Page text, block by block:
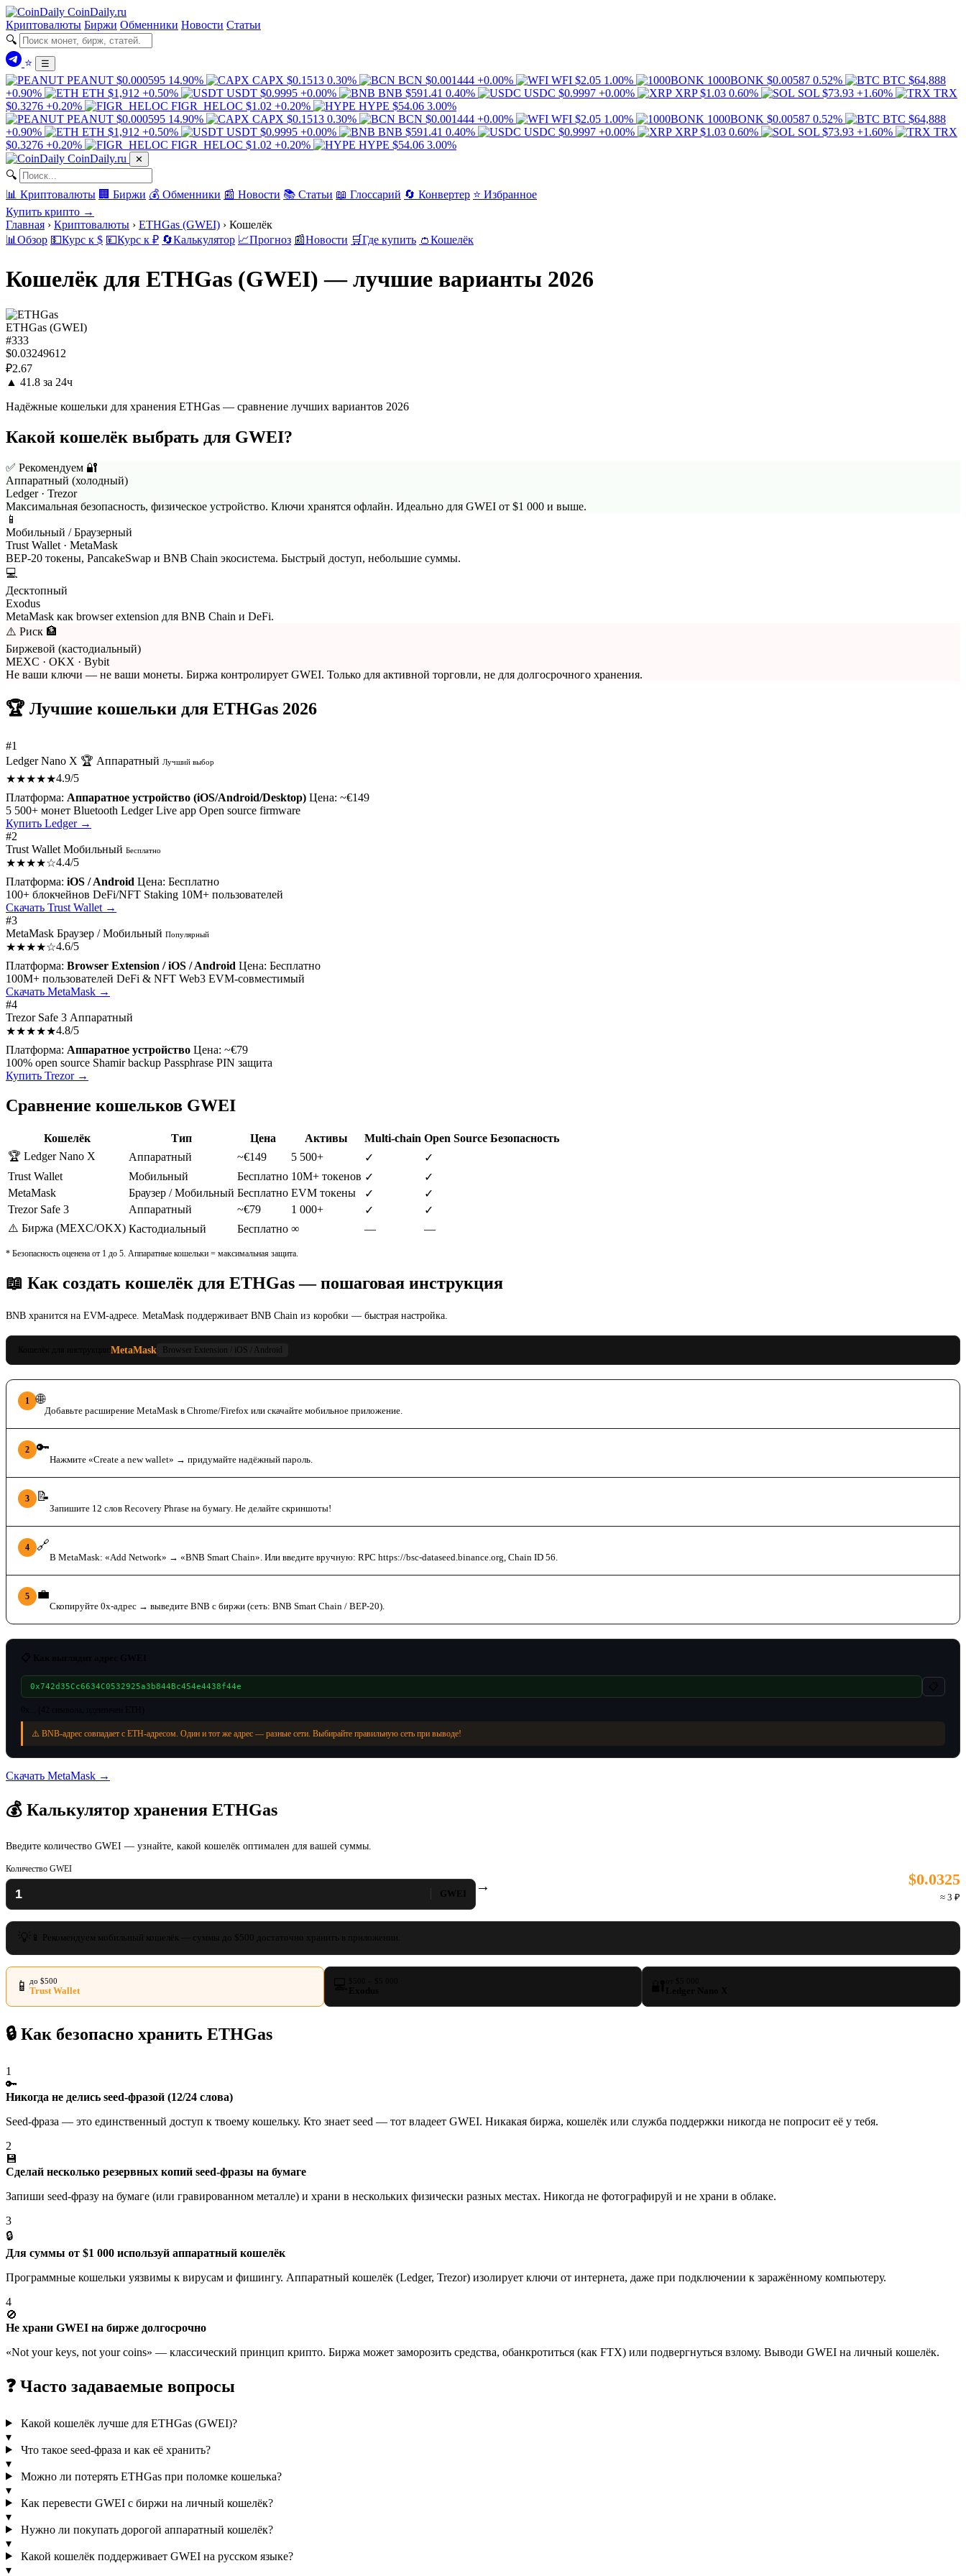
CoinDaily.ru
Криптовалюты Биржи Обменники Новости Статьи
🔍
⭐
☰
PEANUT $0.000595 14.90% CAPX $0.1513 0.30% BCN $0.001444 +0.00% WFI $2.05 1.00% 1000BONK $0.00587 0.52% BTC $64,888
+0.90%
ETH $1,912 +0.50% USDT $0.9995 +0.00% BNB $591.41 0.40% USDC $0.9997 +0.00% XRP $1.03 0.60% SOL $73.93 +1.60%
TRX
$0.3276 +0.20% FIGR_HELOC $1.02 +0.20% HYPE $54.06 3.00%
PEANUT $0.000595 14.90% CAPX $0.1513 0.30% BCN $0.001444 +0.00% WFI $2.05 1.00% 1000BONK $0.00587 0.52% BTC $64,888
+0.90%
ETH $1,912 +0.50% USDT $0.9995 +0.00% BNB $591.41 0.40% USDC $0.9997 +0.00% XRP $1.03 0.60% SOL $73.93 +1.60%
TRX
$0.3276 +0.20% FIGR_HELOC $1.02 +0.20% HYPE $54.06 3.00%
CoinDaily.ru ✕
🔍
📊 Криптовалюты 🏢 Биржи 💰 Обменники 📰 Новости 📚 Статьи 📖 Глоссарий 🔄 Конвертер ⭐ Избранное
Купить крипто →
Главная › Криптовалюты › ETHGas (GWEI) › Кошелёк
📊 Обзор 💵Курс к $ 💴Курс к ₽ 🔄Калькулятор 📈Прогноз 📰Новости 🛒Где купить 👛Кошелёк
Кошелёк для ETHGas (GWEI) — лучшие варианты 2026
ETHGas (GWEI)
#333
$0.03249612
₽2.67
▲ 41.8 за 24ч
Надёжные кошельки для хранения ETHGas — сравнение лучших вариантов 2026
Какой кошелёк выбрать для GWEI?
✅ Рекомендуем 🔐
Аппаратный (холодный)
Ledger · Trezor
Максимальная безопасность, физическое устройство. Ключи хранятся офлайн. Идеально для GWEI от $1 000 и выше.
📱
Мобильный / Браузерный
Trust Wallet · MetaMask
BEP-20 токены, PancakeSwap и BNB Chain экосистема. Быстрый доступ, небольшие суммы.
💻
Десктопный
Exodus
MetaMask как browser extension для BNB Chain и DeFi.
⚠️ Риск 🏦
Биржевой (кастодиальный)
MEXC · OKX · Bybit
Не ваши ключи — не ваши монеты. Биржа контролирует GWEI. Только для активной торговли, не для долгосрочного хранения.
🏆 Лучшие кошельки для ETHGas 2026
#1
Ledger Nano X 🏆 Аппаратный Лучший выбор
★★★★★4.9/5
Платформа: Аппаратное устройство (iOS/Android/Desktop) Цена: ~€149
5 500+ монет Bluetooth Ledger Live app Open source firmware
Купить Ledger →
#2
Trust Wallet Мобильный Бесплатно
★★★★☆4.4/5
Платформа: iOS / Android Цена: Бесплатно
100+ блокчейнов DeFi/NFT Staking 10M+ пользователей
Скачать Trust Wallet →
#3
MetaMask Браузер / Мобильный Популярный
★★★★☆4.6/5
Платформа: Browser Extension / iOS / Android Цена: Бесплатно
100M+ пользователей DeFi & NFT Web3 EVM-совместимый
Скачать MetaMask →
#4
Trezor Safe 3 Аппаратный
★★★★★4.8/5
Платформа: Аппаратное устройство Цена: ~€79
100% open source Shamir backup Passphrase PIN защита
Купить Trezor →
Сравнение кошельков GWEI
Кошелёк Тип Цена Активы Multi-chain Open Source Безопасность
🏆 Ledger Nano X
Аппаратный ~€149 5 500+ ✓
✓
Trust Wallet
Мобильный Бесплатно 10M+ токенов ✓
✓
MetaMask
Браузер / Мобильный Бесплатно EVM токены ✓
✓
Trezor Safe 3
Аппаратный ~€79 1 000+ ✓
✓
⚠️ Биржа (MEXC/OKX) Кастодиальный Бесплатно ∞ — —
* Безопасность оценена от 1 до 5. Аппаратные кошельки = максимальная защита.
📖 Как создать кошелёк для ETHGas — пошаговая инструкция
BNB хранится на EVM-адресе. MetaMask поддерживает BNB Chain из коробки — быстрая настройка.
MetaMask Browser Extension / iOS / Android
1 🌐Установите MetaMask
Добавьте расширение MetaMask в Chrome/Firefox или скачайте мобильное приложение.
2 🔑
Нажмите «Create a new wallet» → придумайте надёжный пароль.
3 📝
Запишите 12 слов Recovery Phrase на бумагу. Не делайте скриншоты!
4 🔗
В MetaMask: «Add Network» → «BNB Smart Chain». Или введите вручную: RPC https://bsc-dataseed.binance.org, Chain ID 56.
5 💼
Скопируйте 0x-адрес → выведите BNB с биржи (сеть: BNB Smart Chain / BEP-20).
0x742d35Cc6634C0532925a3b844Bc454e4438f44e
⚠️ BNB-адрес совпадает с ETH-адресом. Один и тот же адрес — разные сети. Выбирайте правильную сеть при выводе!
Скачать MetaMask →
💰 Калькулятор хранения ETHGas
Введите количество GWEI — узнайте, какой кошелёк оптимален для вашей суммы.
Количество GWEI
GWEI → $0.0325
≈ 3 ₽
💡 📱 Рекомендуем мобильный кошелёк — суммы до $500 достаточно хранить в приложении.
📱 до $500
Trust Wallet
🔒 Как безопасно хранить ETHGas
1
🔑
Никогда не делись seed-фразой (12/24 слова)
Seed-фраза — это единственный доступ к твоему кошельку. Кто знает seed — тот владеет GWEI. Никакая биржа, кошелёк или служба поддержки никогда не попросит её у тебя.
2
💾
Сделай несколько резервных копий seed-фразы на бумаге
Запиши seed-фразу на бумаге (или гравированном металле) и храни в нескольких физически разных местах. Никогда не фотографируй и не храни в облаке.
3
🔒
Для суммы от $1 000 используй аппаратный кошелёк
Программные кошельки уязвимы к вирусам и фишингу. Аппаратный кошелёк (Ledger, Trezor) изолирует ключи от интернета, даже при подключении к заражённому компьютеру.
4
🚫
Не храни GWEI на бирже долгосрочно
«Not your keys, not your coins» — классический принцип крипто. Биржа может заморозить средства, обанкротиться (как FTX) или подвергнуться взлому. Выводи GWEI на личный кошелёк.
❓ Часто задаваемые вопросы
Какой кошелёк лучше для ETHGas (GWEI)?
▾
Что такое seed-фраза и как её хранить?
▾
Можно ли потерять ETHGas при поломке кошелька?
▾
Как перевести GWEI с биржи на личный кошелёк?
▾
Нужно ли покупать дорогой аппаратный кошелёк?
▾
Какой кошелёк поддерживает GWEI на русском языке?
▾